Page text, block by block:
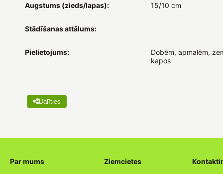
Augstums (zieds/lapas): 15/10 cm
Stādīšanas attālums:
Pielietojums:
Dobēm, apmalēm,
kapos
Dalīties
Par mums Ziemcietes